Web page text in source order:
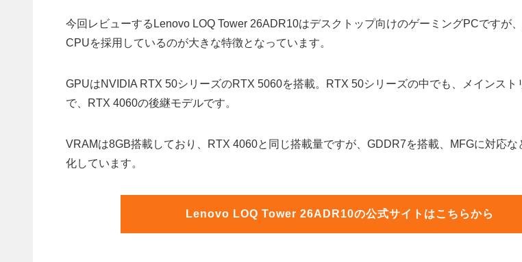
今回レビューするLenovo LOQ Tower 26ADR10はデスクトップ向けのゲーミングPCですが
CPUを採用しているのが大きな特徴となっています。
GPUはNVIDIA RTX 50シリーズのRTX 5060を搭載。RTX 50シリーズの中でも、メインスト
で、RTX 4060の後継モデルです。
VRAMは8GB搭載しており、RTX 4060と同じ搭載量ですが、GDDR7を搭載、MFGに対応な
化しています。
Lenovo LOQ Tower 26ADR10の公式サイトはこちらから